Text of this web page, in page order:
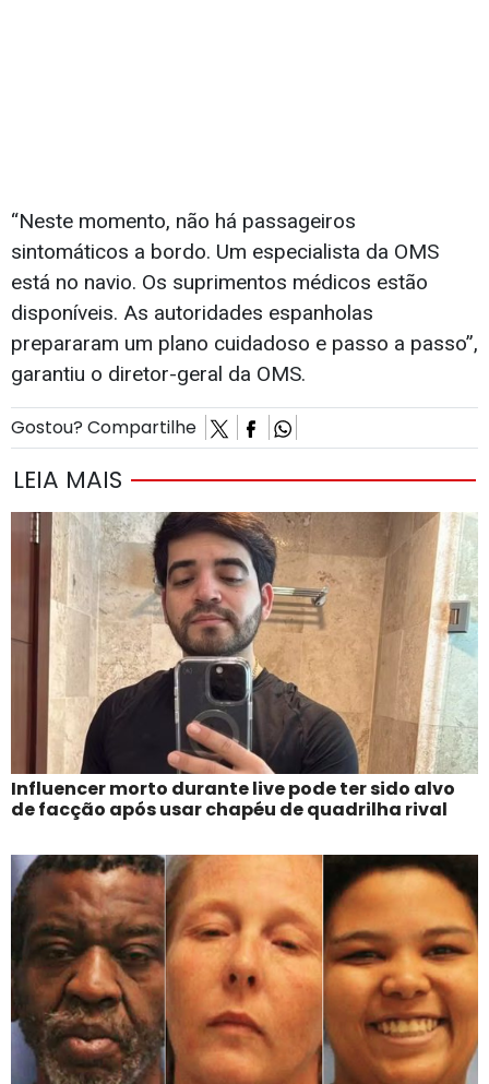
“Neste momento, não há passageiros
sintomáticos a bordo. Um especialista da OMS
está no navio. Os suprimentos médicos estão
disponíveis. As autoridades espanholas
prepararam um plano cuidadoso e passo a passo”,
garantiu o diretor-geral da OMS.
Gostou? Compartilhe
LEIA MAIS
Influencer morto durante live pode ter sido alvo
de facção após usar chapéu de quadrilha rival